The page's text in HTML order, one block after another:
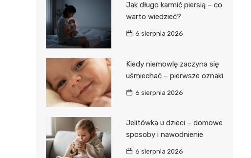
Jak długo karmić piersią – co
warto wiedzieć?
6 sierpnia 2026
Kiedy niemowlę zaczyna się
uśmiechać – pierwsze oznaki
6 sierpnia 2026
Jelitówka u dzieci – domowe
sposoby i nawodnienie
6 sierpnia 2026